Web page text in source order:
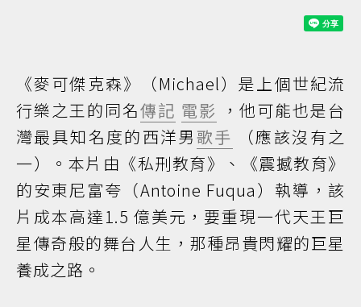
《麥可傑克森》（Michael）是上個世紀流
行樂之王的同名傳記 電影 ，他可能也是台
灣最具知名度的西洋男歌手 （應該沒有之
一）。本片由《私刑教育》、《震撼教育》
的安東尼富夸（Antoine Fuqua）執導，該
片成本高達1.5 億美元，要重現一代天王巨
星傳奇般的舞台人生，那種昂貴閃耀的巨星
養成之路。